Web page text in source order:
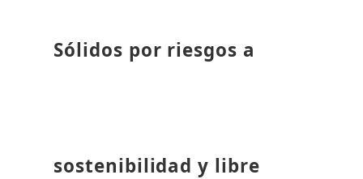
Sólidos por riesgos a
sostenibilidad y libre